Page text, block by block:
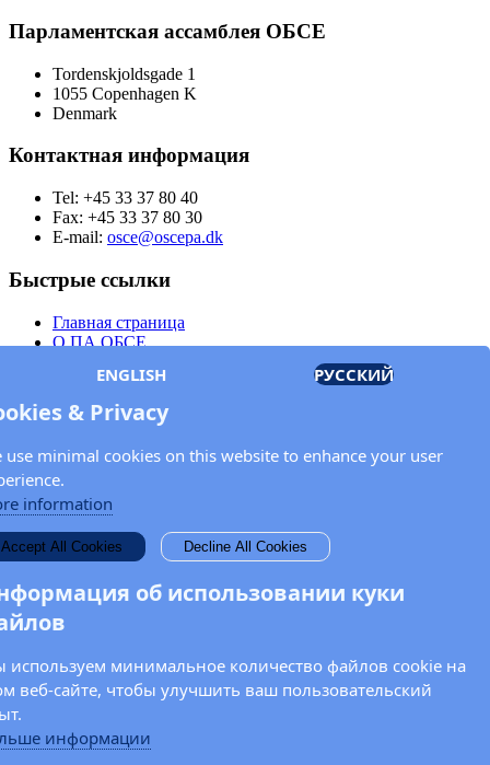
Парламентская ассамблея ОБСЕ
Tordenskjoldsgade 1
1055 Copenhagen K
Denmark
Контактная информация
Tel: +45 33 37 80 40
Fax: +45 33 37 80 30
E-mail: osce@oscepa.dk
Быстрые ссылки
Главная страница
О ПА ОБСЕ
Члены
Документы
OSCE.org
Контактная информация
Свяжитесь с Парламентской ассамблеей ОБСЕ
Введите Ваше имя и адрес электронной почты для получения
новостей и обновлений от ПА ОБСЕ.
ENGLISH РУССКИЙ
& Privacy
use minimal cookies on this website to enhance your user
information
Accept All Cookies Decline All Cookies
об использовании куки
минимальное количество файлов cookie на
веб-сайте, чтобы улучшить ваш пользовательский
информации